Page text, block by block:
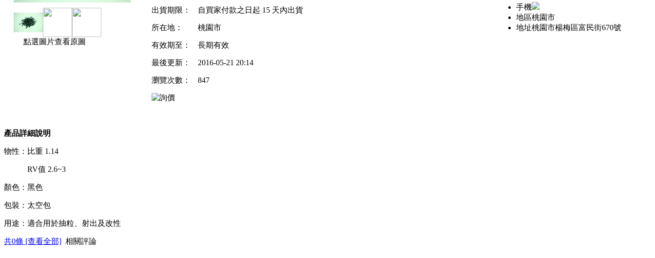
點選圖片查看原圖
出貨期限： 自買家付款之日起 15 天內出貨
所在地： 桃園市
有效期至： 長期有效
最後更新： 2016-05-21 20:14
瀏覽次數： 847
手機
地區桃園市
地址桃園市楊梅區富民街670號
產品詳細說明
物性：比重 1.14
RV值 2.6~3
顏色：黑色
包裝：太空包
用途：適合用於抽粒、射出及改性
共0條 [查看全部] 相關評論